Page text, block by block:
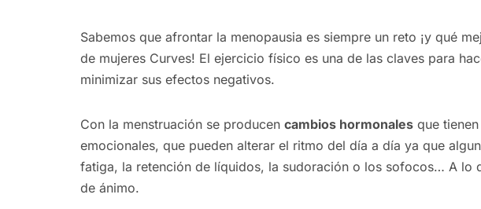
Sabemos que afrontar la menopausia es siempre un reto ¡y qué
de mujeres Curves! El ejercicio físico es una de las claves para
minimizar sus efectos negativos.
Con la menstruación se producen cambios hormonales que
emocionales, que pueden alterar el ritmo del día a día ya que
fatiga, la retención de líquidos, la sudoración o los sofocos… A lo
de ánimo.